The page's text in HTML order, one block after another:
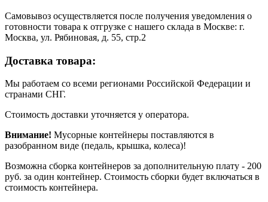
Самовывоз осуществляется после получения уведомления о
готовности товара к отгрузке с нашего склада в Москве: г.
Москва, ул. Рябиновая, д. 55, стр.2
Доставка товара:
Мы работаем со всеми регионами Российской Федерации и
странами СНГ.
Стоимость доставки уточняется у оператора.
Внимание! Мусорные контейнеры поставляются в
разобранном виде (педаль, крышка, колеса)!
Возможна сборка контейнеров за дополнительную плату - 200
руб. за один контейнер. Стоимость сборки будет включаться в
стоимость контейнера.